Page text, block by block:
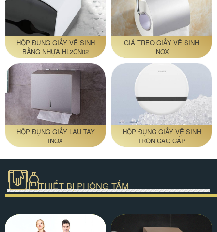
HỘP ĐỰNG GIẤY VỆ SINH
BẰNG NHỰA HL2CN02
GIÁ TREO GIẤY VỆ SINH
INOX
HỘP ĐỰNG GIẤY LAU TAY
INOX
HỘP ĐỰNG GIẤY VỆ SINH
TRÒN CAO CẤP
THIẾT BỊ PHÒNG TẮM